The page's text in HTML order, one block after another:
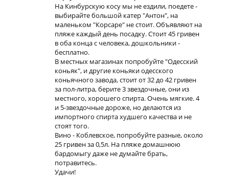
На Кинбурскую косу мы не ездили, поедете -
выбирайте большой катер "Антон", на
маленьком "Корсаре" не стоит. Объявляют на
пляже каждый день посадку. Стоит 45 гривен
в оба конца с человека, дошкольники -
бесплатно.
В местных магазинах попробуйте "Одесский
коньяк", и другие коньяки одесского
коньячного завода, стоит от 32 до 42 гривен
за пол-литра, берите 3 звездочные, они из
местного, хорошего спирта. Очень мягкие. 4
и 5-звездочные дороже, но делаются из
импортного спирта худшего качества и не
стоят того.
Вино - Коблевское, попробуйте разные, около
25 гривен за 0,5л. На пляже домашнюю
бардомыгу даже не думайте брать,
потравитесь.
Удачи!